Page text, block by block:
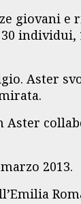
giovani
Aster
2013.